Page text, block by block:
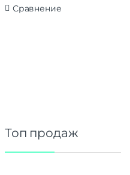
Сравнение
Топ продаж